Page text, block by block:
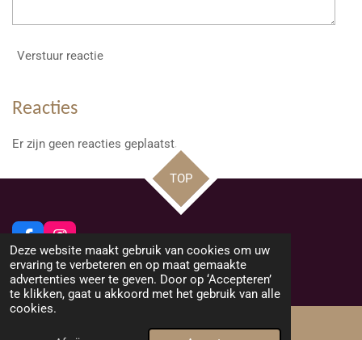
Deze website maakt gebruik van cookies om uw
ervaring te verbeteren en op maat gemaakte
advertenties weer te geven. Door op ‘Accepteren’
te klikken, gaat u akkoord met het gebruik van alle
cookies.
Verstuur reactie
Reacties
Er zijn geen reacties geplaatst.
TOP
a
c
e
b
o
n
s
t
a
© 2026 Beeldig Nieuws uit Lommel
Powered by JouwWeb